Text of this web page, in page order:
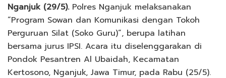
Nganjuk (29/5).Polres Nganjuk melaksanakan
“Program Sowan dan Komunikasi dengan Tokoh
Perguruan Silat (Soko Guru)”, berupa latihan
bersama jurus IPSI. Acara itu diselenggarakan di
Pondok Pesantren Al Ubaidah, Kecamatan
Kertosono, Nganjuk, Jawa Timur, pada Rabu (25/5).